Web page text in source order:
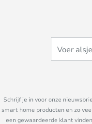
Schrijf je in voor onze
smart home producten en zo
een gewaardeerde klant